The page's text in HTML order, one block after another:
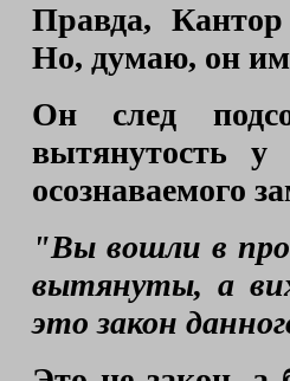
Правда,
Но, думаю, он
Он след
вытянутость у
осознаваемого
"Вы вошли в
вытянуты, а
это закон